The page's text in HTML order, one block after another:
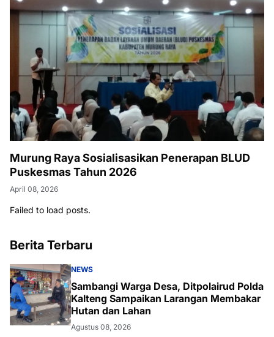
Murung Raya Sosialisasikan Penerapan BLUD
Puskesmas Tahun 2026
April 08, 2026
Failed to load posts.
Berita Terbaru
NEWS
Sambangi Warga Desa, Ditpolairud Polda
Kalteng Sampaikan Larangan Membakar
Hutan dan Lahan
Agustus 08, 2026